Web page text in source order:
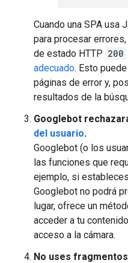
Cuando una SPA usa
para procesar
de estado HTTP 200
adecuado. Esto
páginas de error y,
resultados de la
Googlebot
del usuario.
Googlebot (o los
las funciones que
ejemplo, si
Googlebot no podrá
lugar, ofrece un
acceder a tu
acceso a la cámara.
No uses